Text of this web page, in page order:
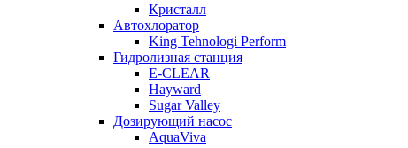
Кристалл
Автохлоратор
King Tehnologi Perform
Гидролизная станция
E-CLEAR
Hayward
Sugar Valley
Дозирующий насос
AquaViva